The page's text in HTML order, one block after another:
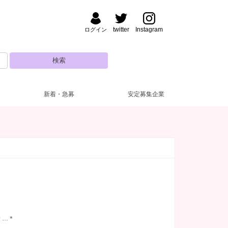
Instagram
twitter
ログイン
所
新着・急募 安定募集企業
＊